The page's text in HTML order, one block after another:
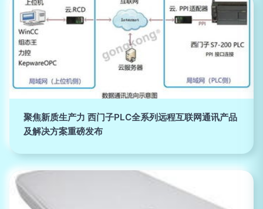
聚焦新质生产力 西门子PLC全系列远程互联网通讯产品
及解决方案重磅发布